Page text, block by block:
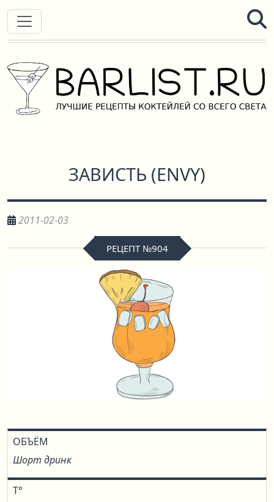
ЗАВИСТЬ (ENVY)
2011-02-03
РЕЦЕПТ №904
ОБЪЁМ
Шорт дринк
T°